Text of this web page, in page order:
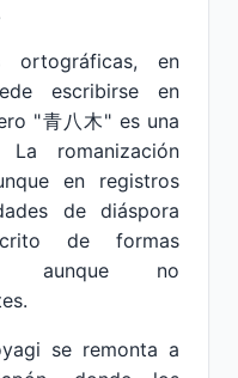
ortográficas, en
escribirse en
"青八木" es una
romanización
en registros
de diáspora
de formas
aunque no
se remonta a